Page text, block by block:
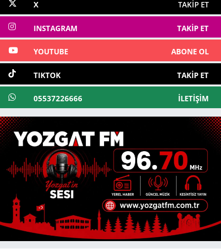
X TAKIP ET
INSTAGRAM TAKIP ET
YOUTUBE ABONE OL
TIKTOK TAKIP ET
05537226666 İLETIŞIM